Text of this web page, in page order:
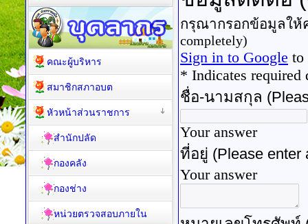
แผนที่ดาวเทียม
คณะผู้บริหาร
สมาชิกสภาอบต
หัวหน้าส่วนราชการ
สำนักปลัด
กองคลัง
กองช่าง